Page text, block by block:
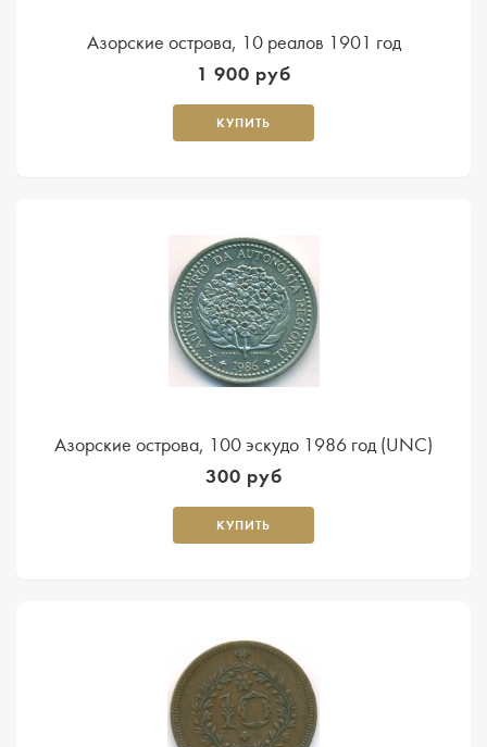
Азорские острова, 10 реалов 1901 год
1 900 руб
КУПИТЬ
Азорские острова, 100 эскудо 1986 год (UNC)
300 руб
КУПИТЬ